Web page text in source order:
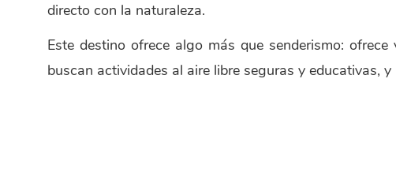
directo con la naturaleza.
Este destino ofrece algo más que senderismo:
buscan actividades al aire libre seguras y educativas,